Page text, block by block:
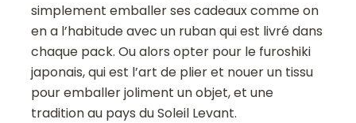
simplement emballer ses cadeaux comme on
en a l’habitude avec un ruban qui est livré dans
chaque pack. Ou alors opter pour le furoshiki
japonais, qui est l’art de plier et nouer un tissu
pour emballer joliment un objet, et une
tradition au pays du Soleil Levant.